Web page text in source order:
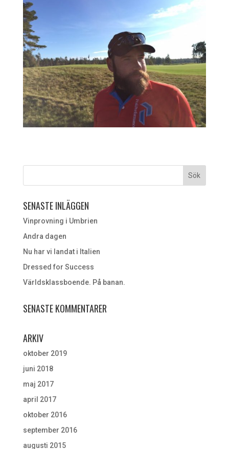
SENASTE INLÄGGEN
Vinprovning i Umbrien
Andra dagen
Nu har vi landat i Italien
Dressed for Success
Världsklassboende. På banan.
SENASTE KOMMENTARER
ARKIV
oktober 2019
juni 2018
maj 2017
april 2017
oktober 2016
september 2016
augusti 2015